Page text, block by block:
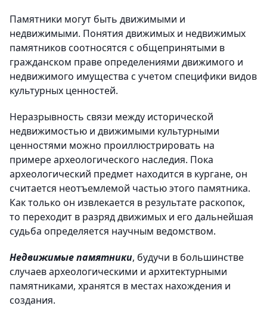
Памятники могут быть движимыми и
недвижимыми. Понятия движимых и недвижимых
памятников соотносятся с общепринятыми в
гражданском праве определениями движимого и
недвижимого имущества с учетом специфики видов
культурных ценностей.
Неразрывность связи между исторической
недвижимостью и движимыми культурными
ценностями можно проиллюстрировать на
примере археологического наследия. Пока
археологический предмет находится в кургане, он
считается неотъемлемой частью этого памятника.
Как только он извлекается в результате раскопок,
то переходит в разряд движимых и его дальнейшая
судьба определяется научным ведомством.
Недвижимые памятники, будучи в большинстве
случаев археологическими и архитектурными
памятниками, хранятся в местах нахождения и
создания.